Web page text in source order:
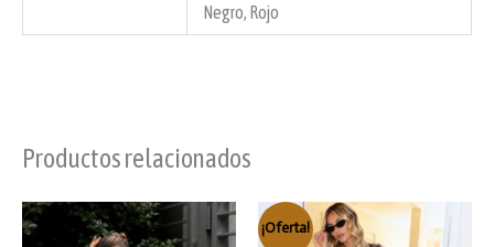
Negro, Rojo
Productos relacionados
¡Oferta!